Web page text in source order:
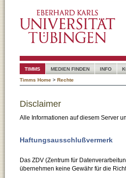
TIMMS MEDIEN FINDEN INFO
Timms Home > Rechte
Disclaimer
Alle Informationen auf diesem Server
Haftungsausschlußvermerk
Das ZDV (Zentrum für
übernehmen keine Gewähr für die